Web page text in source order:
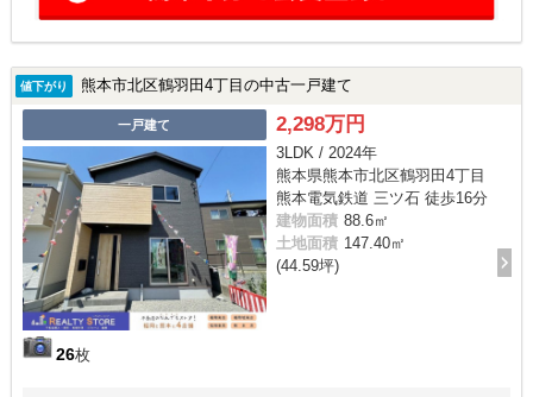
値下がり 熊本市北区鶴羽田4丁目の中古一戸建て
一戸建て
26枚
2,298万円
3LDK / 2024年
熊本県熊本市北区鶴羽田4丁目
熊本電気鉄道 三ツ石 徒歩16分
建物面積 88.6㎡
土地面積 147.40㎡
(44.59坪)